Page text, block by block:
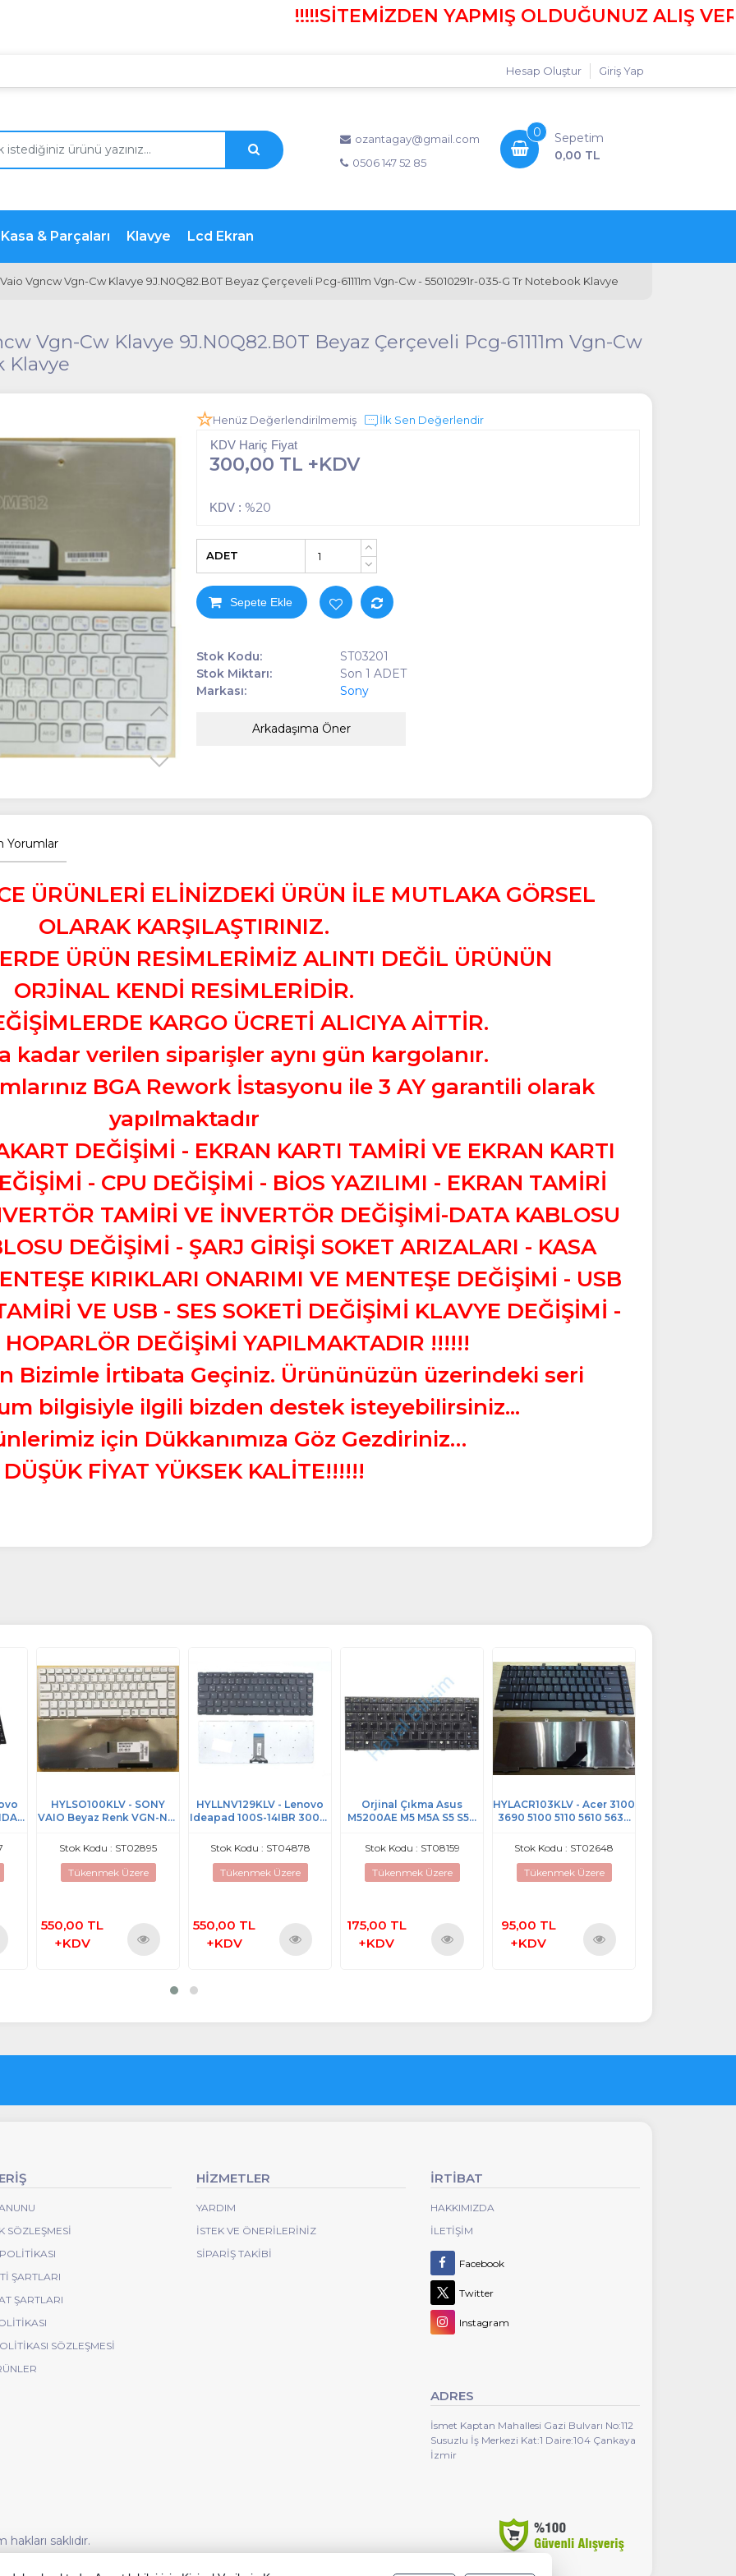
!!!!!SİTEMİZDEN YAPMIŞ OLDUĞUNUZ ALIŞ
Giriş Yap
Hesap Oluştur
ozantagay@gmail.com
0506 147 52 85
0
Sepetim
0,00 TL
Kasa & Parçaları Klavye Lcd Ekran
Vgncw Vgn-Cw Klavye 9J.N0Q82.B0T Beyaz Çerçeveli Pcg-61111m Vgn-Cw - 55010291r-035-G Tr Notebook Klavye
Vgn-Cw Klavye 9J.N0Q82.B0T Beyaz Çerçeveli Pcg-61111m Vgn-Cw
Klavye
Henüz Değerlendirilmemiş İlk Sen Değerlendir
KDV Hariç Fiyat
300,00 TL +KDV
KDV : %20
-
+
ADET
Sepete Ekle
Stok Kodu:
ST03201
Stok Miktarı:
Son 1 ADET
Markası:
Sony
Arkadaşıma Öner
Yorumlar
ÜRÜNLERİ ELİNİZDEKİ ÜRÜN İLE MUTLAKA GÖRSEL
OLARAK KARŞILAŞTIRINIZ.
ÜRÜN RESİMLERİMİZ ALINTI DEĞİL ÜRÜNÜN
ORJİNAL KENDİ RESİMLERİDİR.
KARGO ÜCRETİ ALICIYA AİTTİR.
kadar verilen siparişler aynı gün kargolanır.
BGA Rework İstasyonu ile 3 AY garantili olarak
yapılmaktadır
DEĞİŞİMİ - EKRAN KARTI TAMİRİ VE EKRAN KARTI
- CPU DEĞİŞİMİ - BİOS YAZILIMI - EKRAN TAMİRİ
TAMİRİ VE İNVERTÖR DEĞİŞİMİ-DATA KABLOSU
DEĞİŞİMİ - ŞARJ GİRİŞİ SOKET ARIZALARI - KASA
KIRIKLARI ONARIMI VE MENTEŞE DEĞİŞİMİ - USB
VE USB - SES SOKETİ DEĞİŞİMİ KLAVYE DEĞİŞİMİ -
HOPARLÖR DEĞİŞİMİ YAPILMAKTADIR !!!!!!
Bizimle İrtibata Geçiniz. Ürününüzün üzerindeki seri
bilgisiyle ilgili bizden destek isteyebilirsiniz...
için Dükkanımıza Göz Gezdiriniz…
DÜŞÜK FİYAT YÜKSEK KALİTE!!!!!!
HYLSO100KLV - SONY
VAIO Beyaz Renk VGN-NW
7181M Klavye Tuş Takımı
Stok Kodu : ST02895
Tükenmek Üzere
550,00 TL
+KDV
HYLLNV129KLV - Lenovo
Ideapad 100S-14IBR 300S-
14ISK Laptop Klavye Tuş
Stok Kodu : ST04878
Tükenmek Üzere
550,00 TL
+KDV
Orjinal Çıkma Asus
M5200AE M5 M5A S5 S5A
Stok Kodu : ST08159
Tükenmek Üzere
175,00 TL
+KDV
HYLACR103KLV - Acer 3100
3690 5100 5110 5610 5630
- K032102A1
Stok Kodu : ST02648
Tükenmek Üzere
95,00 TL
+KDV
SÖZLEŞMESI
ŞARTLARI
ŞARTLARI
SÖZLEŞMESI
HİZMETLER
YARDIM
İSTEK VE ÖNERILERINIZ
SIPARIŞ TAKIBI
İRTİBAT
HAKKIMIZDA
İLETIŞIM
Facebook
Twitter
Instagram
ADRES
İsmet Kaptan Mahallesi Gazi Bulvarı No:112
Susuzlu İş Merkezi Kat:1 Daire:104 Çankaya
İzmir
saklıdır.